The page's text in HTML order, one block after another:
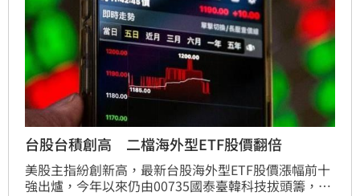
台股台積創高 二檔海外型ETF股價翻倍
美股主指紛創新高，最新台股海外型ETF股價漲幅前十
強出爐，今年以來仍由00735國泰臺韓科技拔頭籌，漲